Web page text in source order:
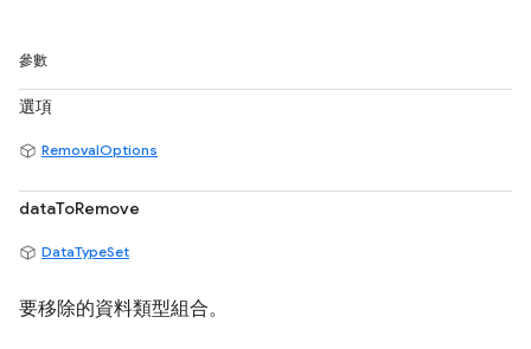
參數
選項
RemovalOptions
dataToRemove
DataTypeSet
要移除的資料類型組合。